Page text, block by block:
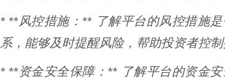
* **风控措施：** 了解平台的风控措施
系，能够及时提醒风险，帮助投资者控制
* **资金安全保障：** 了解平台的资金